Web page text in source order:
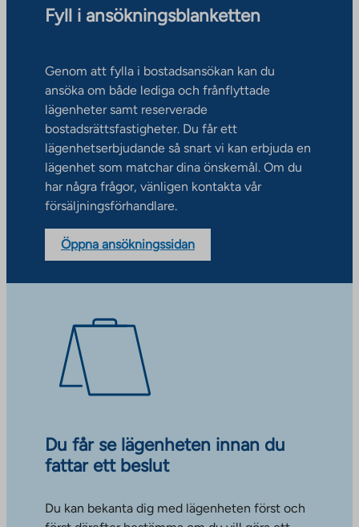
Fyll i ansökningsblanketten
Genom att fylla i bostadsansökan kan du
ansöka om både lediga och frånflyttade
lägenheter samt reserverade
bostadsrättsfastigheter. Du får ett
lägenhetserbjudande så snart vi kan erbjuda en
lägenhet som matchar dina önskemål. Om du
har några frågor, vänligen kontakta vår
försäljningsförhandlare.
Öppna ansökningssidan
Du får se lägenheten innan du
fattar ett beslut
Du kan bekanta dig med lägenheten först och